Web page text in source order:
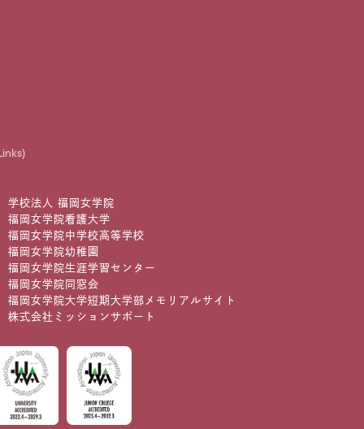
学校法人 福岡女学院
福岡女学院看護大学
福岡女学院中学校高等学校
福岡女学院幼稚園
福岡女学院生涯学習センター
福岡女学院同窓会
福岡女学院大学短期大学部メモリアルサイト
株式会社ミッションサポート